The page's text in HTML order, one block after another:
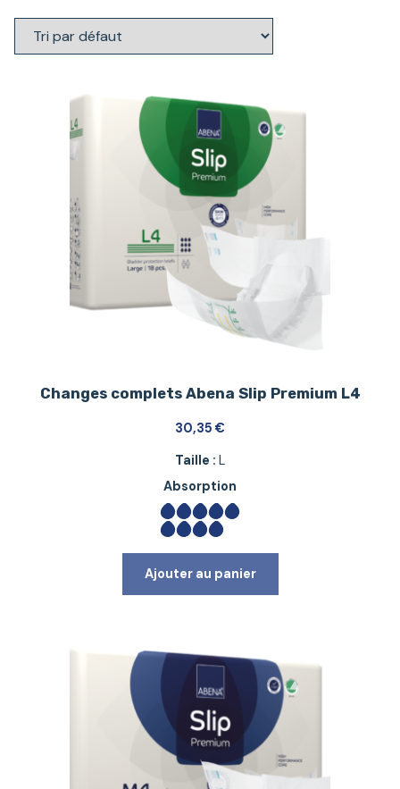
Changes complets Abena Slip Premium L4
30,35€
Taille : L
Absorption
Ajouter au panier